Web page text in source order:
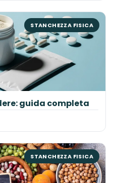
STANCHEZZA FISICA
guida completa
STANCHEZZA FISICA